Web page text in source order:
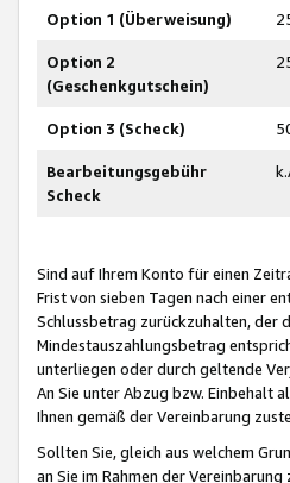
Option 1 (Überweisung)
Option 2
(Geschenkgutschein)
Option 3 (Scheck)
Bearbeitungsgebühr
Scheck
Sind auf Ihrem Konto für einen
Frist von sieben Tagen nach einer
Schlussbetrag zurückzuhalten, der
Mindestauszahlungsbetrag
unterliegen oder durch geltende
An Sie unter Abzug bzw. Einbehalt
Ihnen gemäß der Vereinbarung
Sollten Sie, gleich aus welchem
an Sie im Rahmen der